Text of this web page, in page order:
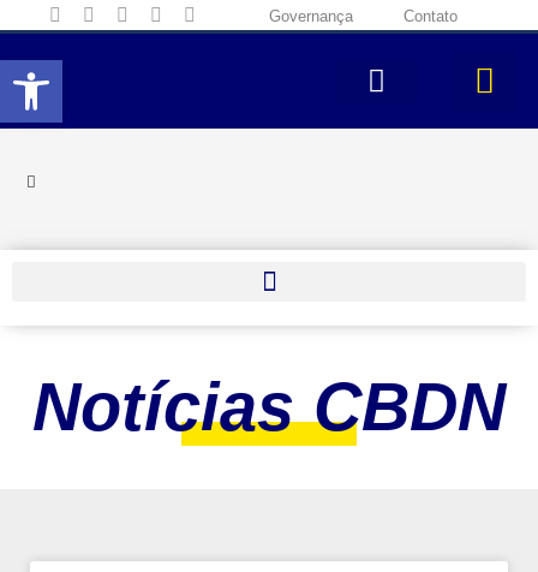
Abrir a barra de ferramentas
Governança Contato
Notícias CBDN